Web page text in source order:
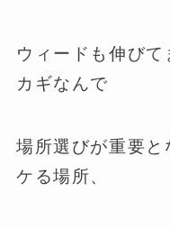
ウィードも伸び
カギなんで
場所選びが重要と
ケる場所、